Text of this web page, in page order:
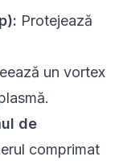
Protejează
un vortex
de
comprimat